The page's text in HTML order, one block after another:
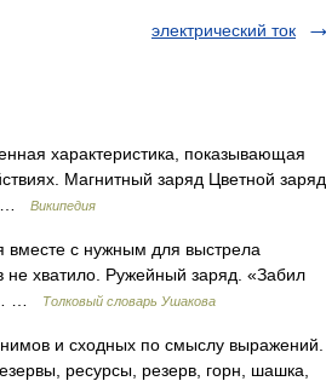
электрический ток
характеристика, показывающая
Магнитный заряд Цветной заряд
…
Википедия
с нужным для выстрела
не хватило. Ружейный заряд. «Забил
…
Толковый словарь Ушакова
и сходных по смыслу выражений.
ресурсы, резерв, горн, шашка,